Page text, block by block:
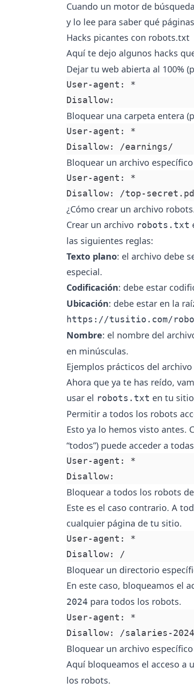
Cuando un motor de
y lo lee para saber qué
Hacks picantes con robots.txt
Aquí te dejo algunos hacks
Dejar tu web abierta al 100%
User-agent: *
Disallow:
Bloquear una carpeta entera
User-agent: *
Disallow: /earnings/
Bloquear un archivo
User-agent: *
Disallow: /top-
¿Cómo crear un archivo
Crear un archivo robots.txt
las siguientes reglas:
Texto plano: el archivo debe
especial.
Codificación: debe estar
Ubicación: debe estar en la
https://tusitio.com/
Nombre: el nombre del
en minúsculas.
Ejemplos prácticos del
Ahora que ya te has reído,
usar el robots.txt en tu
Permitir a todos los robots
Esto ya lo hemos visto antes.
“todos”) puede acceder a
User-agent: *
Disallow:
Bloquear a todos los robots
Este es el caso contrario. A
cualquier página de tu sitio.
User-agent: *
Disallow: /
Bloquear un directorio
En este caso, bloqueamos el
2024 para todos los robots.
User-agent: *
Disallow: /salaries-
Bloquear un archivo específico
Aquí bloqueamos el acceso a
los robots.